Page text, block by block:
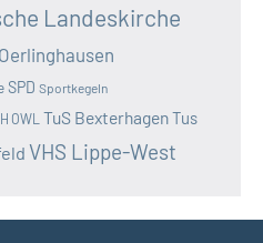
Landeskirche
Oerlinghausen
SPD Sportkegeln
OWL TuS BexterhagenTus
VHS Lippe-West